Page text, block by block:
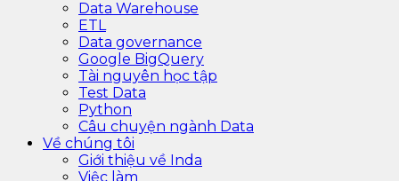
Data Warehouse
ETL
Data governance
Google BigQuery
Tài nguyên học tập
Test Data
Python
Câu chuyện ngành Data
Về chúng tôi
Giới thiệu về Inda
Việc làm